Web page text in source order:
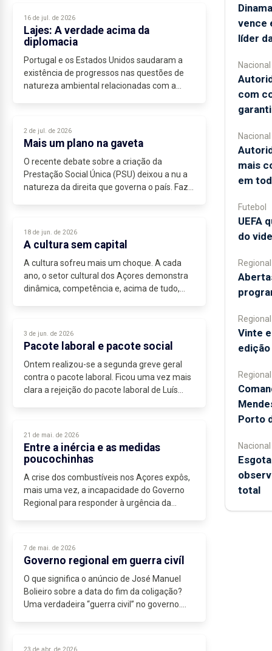
16 de jul. de 2026
Lajes: A verdade acima da
diplomacia
Portugal e os Estados Unidos saudaram a
existência de progressos nas questões de
natureza ambiental relacionadas com a
2 de jul. de 2026
Mais um plano na gaveta
O recente debate sobre a criação da
Prestação Social Única (PSU) deixou a nu a
natureza da direita que governa o país. Faz
18 de jun. de 2026
A cultura sem capital
A cultura sofreu mais um choque. A cada
ano, o setor cultural dos Açores demonstra
dinâmica, competência e, acima de tudo,
3 de jun. de 2026
Pacote laboral e pacote social
Ontem realizou-se a segunda greve geral
contra o pacote laboral. Ficou uma vez mais
clara a rejeição do pacote laboral de Luís
21 de mai. de 2026
Entre a inércia e as medidas
poucochinhas
A crise dos combustíveis nos Açores expôs,
mais uma vez, a incapacidade do Governo
Regional para responder à urgência da
7 de mai. de 2026
Governo regional em guerra civíl
O que significa o anúncio de José Manuel
Bolieiro sobre a data do fim da coligação?
Uma verdadeira “guerra civil” no governo.
vence
líder
Nacional
com
Nacional
mais
em
Futebol
UEFA
do
Regional
Regional
Vinte
Regional
Porto
Nacional
total